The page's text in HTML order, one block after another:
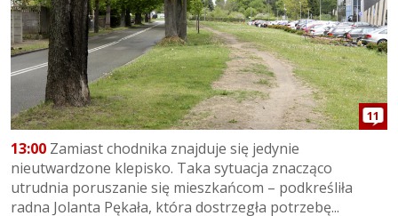
11
13:00 Zamiast chodnika znajduje się jedynie
nieutwardzone klepisko. Taka sytuacja znacząco
utrudnia poruszanie się mieszkańcom – podkreśliła
radna Jolanta Pękała, która dostrzegła potrzebę...